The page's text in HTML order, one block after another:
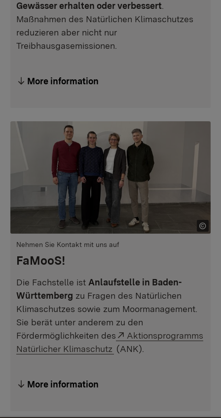
Gewässer erhalten oder verbessert.
Maßnahmen des Natürlichen Klimaschutzes
reduzieren aber nicht nur
Treibhausgasemissionen.
More information
FaMooS!
Nehmen Sie Kontakt mit uns auf
Die Fachstelle ist Anlaufstelle in Baden-
Württemberg zu Fragen des Natürlichen
Klimaschutzes sowie zum Moormanagement.
Sie berät unter anderem zu den
Fördermöglichkeiten des
Externer Link:
Aktionsprogramms
Natürlicher Klimaschutz (ANK).
More information